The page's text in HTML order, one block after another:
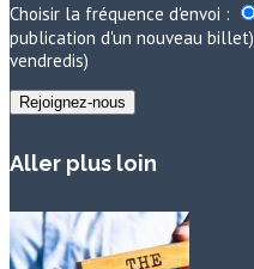
Choisir la fréquence d'envoi :
publication d'un nouveau billet)
vendredis)
Aller plus loin